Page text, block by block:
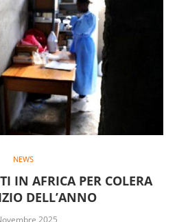
NEWS
IN AFRICA PER COLERA
DELL’ANNO
2025